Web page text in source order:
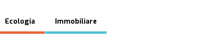
Ecologia Immobiliare